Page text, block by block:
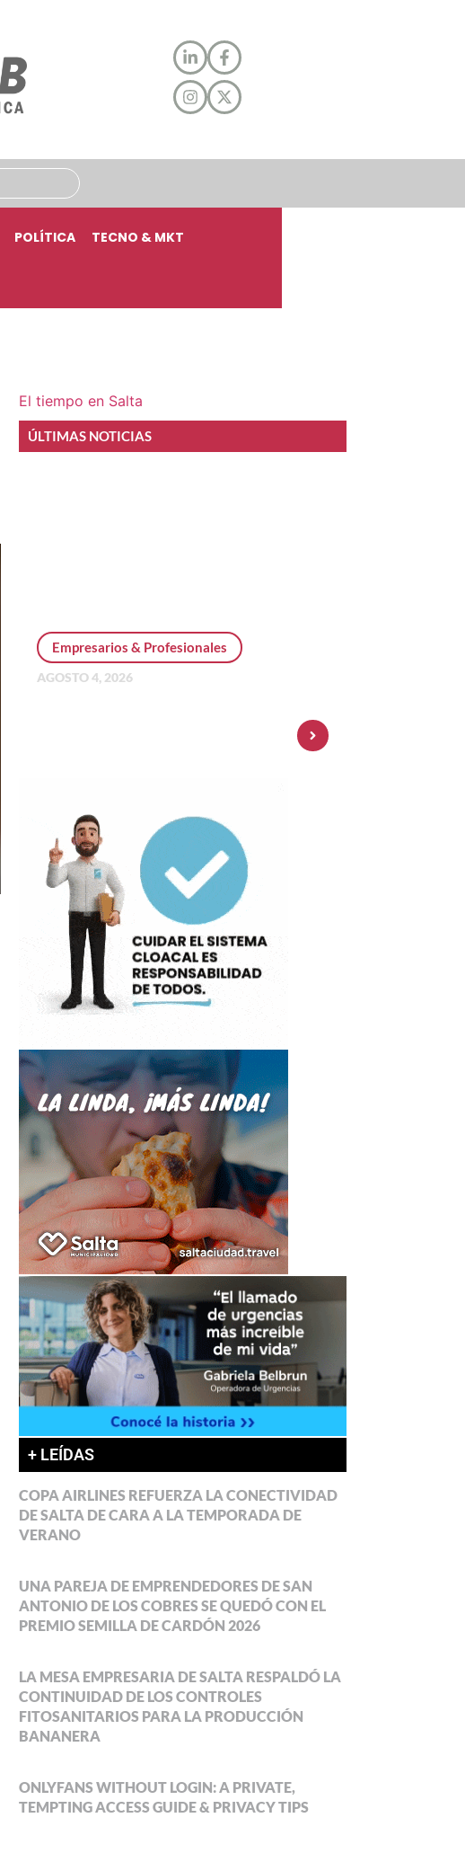
POLÍTICA TECNO & MKT
El tiempo en Salta
ÚLTIMAS NOTICIAS
Empresarios & Profesionales
AGOSTO 4, 2026
+ LEÍDAS
COPA AIRLINES REFUERZA LA CONECTIVIDAD
DE SALTA DE CARA A LA TEMPORADA DE
VERANO
UNA PAREJA DE EMPRENDEDORES DE SAN
ANTONIO DE LOS COBRES SE QUEDÓ CON EL
PREMIO SEMILLA DE CARDÓN 2026
LA MESA EMPRESARIA DE SALTA RESPALDÓ LA
CONTINUIDAD DE LOS CONTROLES
FITOSANITARIOS PARA LA PRODUCCIÓN
BANANERA
ONLYFANS WITHOUT LOGIN: A PRIVATE,
TEMPTING ACCESS GUIDE & PRIVACY TIPS